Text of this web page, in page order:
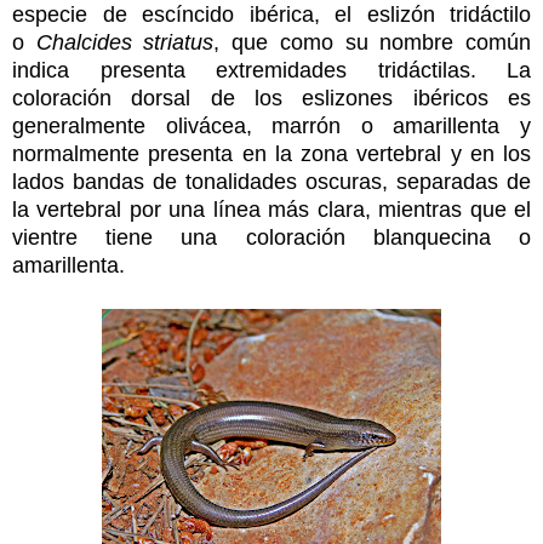
especie de escíncido ibérica, el eslizón tridáctilo
o Chalcides striatus, que como su nombre común
indica presenta extremidades tridáctilas. La
coloración dorsal de los eslizones ibéricos es
generalmente olivácea, marrón o amarillenta y
normalmente presenta en la zona vertebral y en los
lados bandas de tonalidades oscuras, separadas de
la vertebral por una línea más clara, mientras que el
vientre tiene una coloración blanquecina o
amarillenta.